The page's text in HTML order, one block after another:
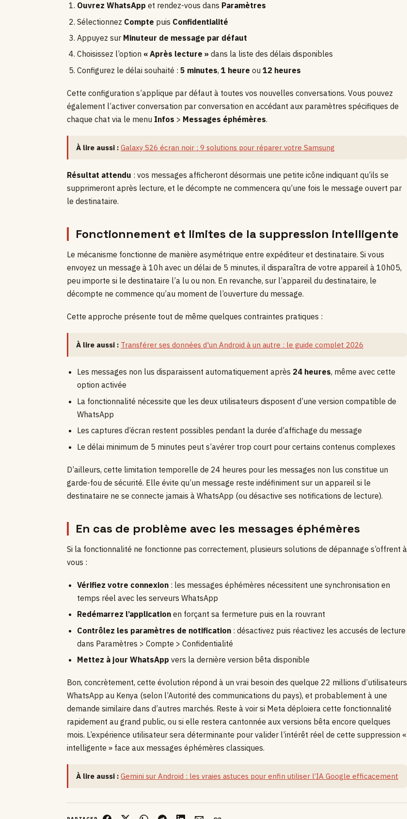
Ouvrez WhatsApp et rendez-vous dans Paramètres
Sélectionnez Compte puis Confidentialité
Appuyez sur Minuteur de message par défaut
Choisissez l’option « Après lecture » dans la liste des délais disponibles
Configurez le délai souhaité : 5 minutes, 1 heure ou 12 heures
Cette configuration s’applique par défaut à toutes vos nouvelles conversations. Vous pouvez
également l’activer conversation par conversation en accédant aux paramètres spécifiques de
chaque chat via le menu Infos > Messages éphémères.
À lire aussi : Galaxy S26 écran noir : 9 solutions pour réparer votre Samsung
Résultat attendu : vos messages afficheront désormais une petite icône indiquant qu’ils se
supprimeront après lecture, et le décompte ne commencera qu’une fois le message ouvert par
le destinataire.
Fonctionnement et limites de la suppression intelligente
Le mécanisme fonctionne de manière asymétrique entre expéditeur et destinataire. Si vous
envoyez un message à 10h avec un délai de 5 minutes, il disparaîtra de votre appareil à 10h05,
peu importe si le destinataire l’a lu ou non. En revanche, sur l’appareil du destinataire, le
décompte ne commence qu’au moment de l’ouverture du message.
Cette approche présente tout de même quelques contraintes pratiques :
À lire aussi : Transférer ses données d'un Android à un autre : le guide complet 2026
Les messages non lus disparaissent automatiquement après 24 heures, même avec cette
option activée
La fonctionnalité nécessite que les deux utilisateurs disposent d’une version compatible de
WhatsApp
Les captures d’écran restent possibles pendant la durée d’affichage du message
Le délai minimum de 5 minutes peut s’avérer trop court pour certains contenus complexes
D’ailleurs, cette limitation temporelle de 24 heures pour les messages non lus constitue un
garde-fou de sécurité. Elle évite qu’un message reste indéfiniment sur un appareil si le
destinataire ne se connecte jamais à WhatsApp (ou désactive ses notifications de lecture).
En cas de problème avec les messages éphémères
Si la fonctionnalité ne fonctionne pas correctement, plusieurs solutions de dépannage s’offrent à
vous :
Vérifiez votre connexion: les messages éphémères nécessitent une synchronisation en
temps réel avec les serveurs WhatsApp
Redémarrez l’applicationen forçant sa fermeture puis en la rouvrant
Contrôlez les paramètres de notification: désactivez puis réactivez les accusés de lecture
dans Paramètres > Compte > Confidentialité
Mettez à jour WhatsApp vers la dernière version bêta disponible
Bon, concrètement, cette évolution répond à un vrai besoin des quelque 22 millions d’utilisateurs
WhatsApp au Kenya (selon l’Autorité des communications du pays), et probablement à une
demande similaire dans d’autres marchés. Reste à voir si Meta déploiera cette fonctionnalité
rapidement au grand public, ou si elle restera cantonnée aux versions bêta encore quelques
mois. L’expérience utilisateur sera déterminante pour valider l’intérêt réel de cette suppression «
intelligente » face aux messages éphémères classiques.
À lire aussi : Gemini sur Android : les vraies astuces pour enfin utiliser l’IA Google efficacement